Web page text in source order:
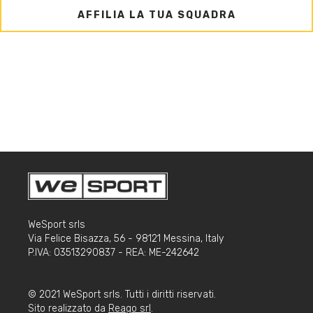
AFFILIA LA TUA SQUADRA
WeSport srls
Via Felice Bisazza, 56 - 98121 Messina, Italy
P.IVA: 03513290837 - REA: ME-242642
© 2021 WeSport srls. Tutti i diritti riservati.
Sito realizzato da Reago srl .